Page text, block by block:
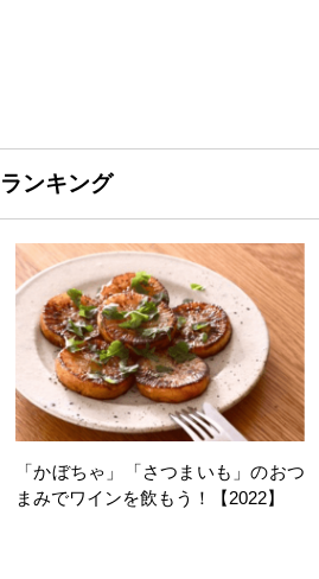
ランキング
「かぼちゃ」「さつまいも」のおつ
まみでワインを飲もう！【2022】